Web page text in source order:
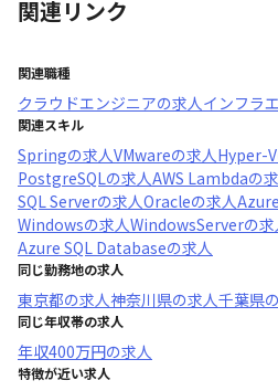
関連リンク
関連職種
クラウドエンジニアの求人インフラ
関連スキル
Springの求人VMwareの求人Hyper-V
PostgreSQLの求人AWS Lambdaの
SQL Serverの求人Oracleの求人
Windowsの求人WindowsServerの求
Azure SQL Databaseの求人
同じ勤務地の求人
東京都の求人神奈川県の求人千葉県
同じ年収帯の求人
年収400万円の求人
特徴が近い求人